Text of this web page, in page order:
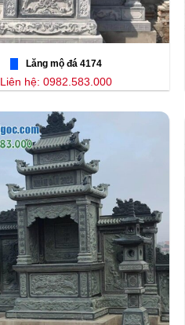
Lăng mộ đá 4174
Liên hệ: 0982.583.000